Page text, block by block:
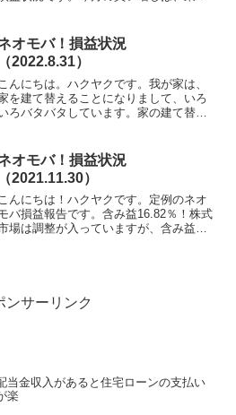
でした～。さみしい。含み益は、依然と
してキープして...
オモバ！損益状況
（2022.8.31）
こんにちは。ハクヤクです。我が家は、
を建て替えることになりまして、いろ
ろバタバタしています。家の建て替え
６％！含み益は、相変わらず高水準をキ
ープしています。配当金再...
オモバ！損益状況
（2021.11.30）
こんにちは！ハクヤクです。定例のネオ
バ損益報告です。含み益16.82％！株式
場は調整が入っていますが、含み益は
ンサーリンク
当金収入があると住宅ローンの支払い
楽